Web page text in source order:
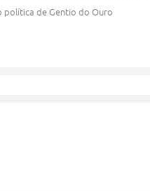
política de Gentio do Ouro